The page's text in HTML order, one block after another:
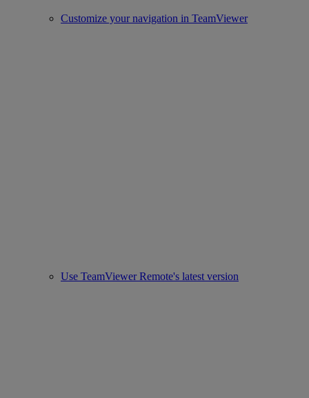
Customize your navigation in TeamViewer
Use TeamViewer Remote's latest version